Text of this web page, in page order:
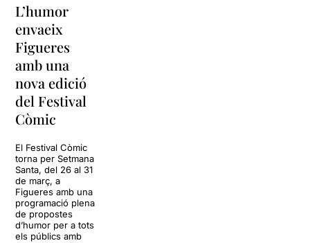
L’humor
envaeix
Figueres
amb una
nova edició
del Festival
Còmic
El Festival Còmic
torna per Setmana
Santa, del 26 al 31
de març, a
Figueres amb una
programació plena
de propostes
d’humor per a tots
els públics amb